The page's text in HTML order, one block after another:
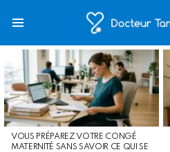
STORIES
VOUS PRÉPAREZ VOTRE CONGÉ
MATERNITÉ SANS SAVOIR CE QUI SE